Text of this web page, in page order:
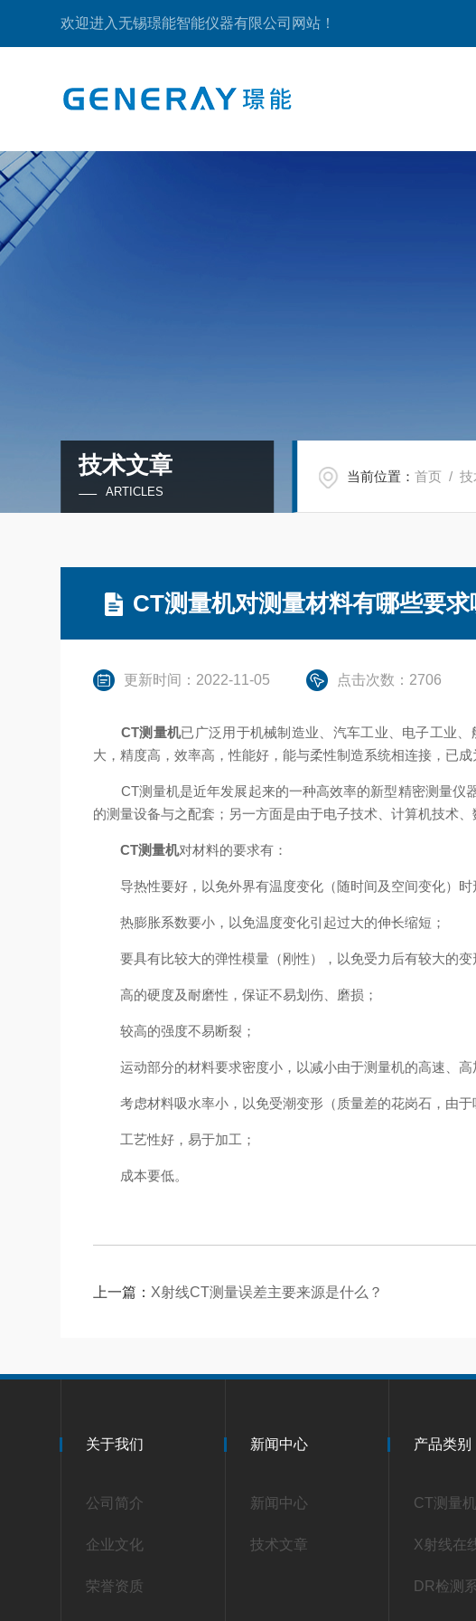
欢迎进入无锡璟能智能仪器有限公司网站！
技术文章
ARTICLES
当前位置：首页 /技
CT测量机对测量材料有哪些要求
更新时间：2022-11-05 点击次数：2706
CT测量机已广泛用于机械制造业、汽车工业、电子工业
大，精度高，效率高，性能好，能与柔性制造系统相连接，已成
CT测量机是近年发展起来的一种高效率的新型精密测量仪
的测量设备与之配套；另一方面是由于电子技术、计算机技术
CT测量机对材料的要求有：
导热性要好，以免外界有温度变化（随时间及空间变化）时
热膨胀系数要小，以免温度变化引起过大的伸长缩短；
要具有比较大的弹性模量（刚性），以免受力后有较大的变
高的硬度及耐磨性，保证不易划伤、磨损；
较高的强度不易断裂；
运动部分的材料要求密度小，以减小由于测量机的高速、高
考虑材料吸水率小，以免受潮变形（质量差的花岗石，由于
工艺性好，易于加工；
成本要低。
上一篇： X射线CT测量误差主要来源是什么？
关于我们
公司简介
企业文化
荣誉资质
新闻中心
新闻中心
技术文章
产品类别
CT测量机
X射线在
DR检测